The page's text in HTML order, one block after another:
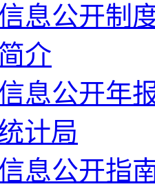
息公开制
介
息公开年
计局
息公开指